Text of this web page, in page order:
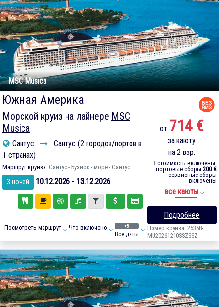
MSC Musica
Южная Америка
Морской круиз на лайнере MSC
Musica
Сантус
Сантус (2 городов/портов в
1 странах)
Маршрут круиза: Сантус - Бузиос - море - Сантус
3 ночей 10.12.2026 - 13.12.2026
Посмотреть маршрут Что включено +5
Все даты
от 714 €
за каюту
на 2 взр.
В стоимость включены:
портовые сборы 200 €
сервисные сборы
включены
все каюты
Подробнее
Номер круиза: 25368-
MU20261210SSZSSZ